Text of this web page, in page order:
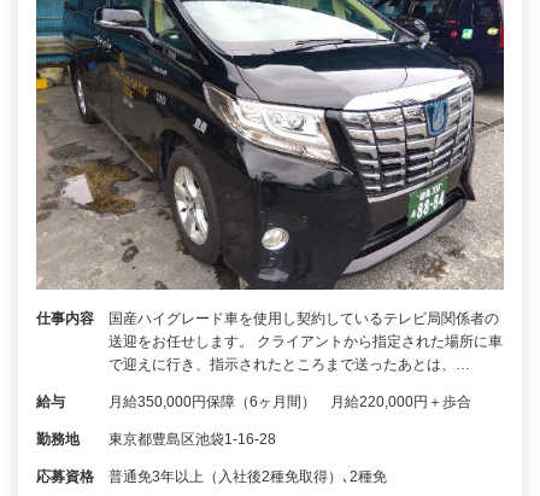
仕事内容
国産ハイグレード車を使用し契約しているテレビ局関係者の
送迎をお任せします。 クライアントから指定された場所に車
で迎えに行き、指示されたところまで送ったあとは、…
給与 月給350,000円保障（6ヶ月間） 月給220,000円＋歩合
勤務地 東京都豊島区池袋1-16-28
応募資格 普通免3年以上（入社後2種免取得）､2種免